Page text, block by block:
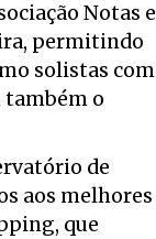
Notas e
permitindo
solistas com
o
de
aos melhores
que